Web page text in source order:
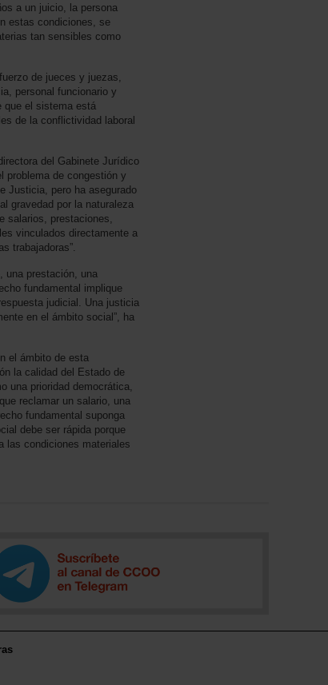
a un juicio, la persona
estas condiciones, se
tan sensibles como
de jueces y juezas,
personal funcionario y
que el sistema está
de la conflictividad laboral
del Gabinete Jurídico
problema de congestión y
Justicia, pero ha asegurado
gravedad por la naturaleza
salarios, prestaciones,
vinculados directamente a
trabajadoras”.
una prestación, una
fundamental implique
judicial. Una justicia
en el ámbito social”, ha
el ámbito de esta
la calidad del Estado de
una prioridad democrática,
reclamar un salario, una
fundamental suponga
debe ser rápida porque
las condiciones materiales